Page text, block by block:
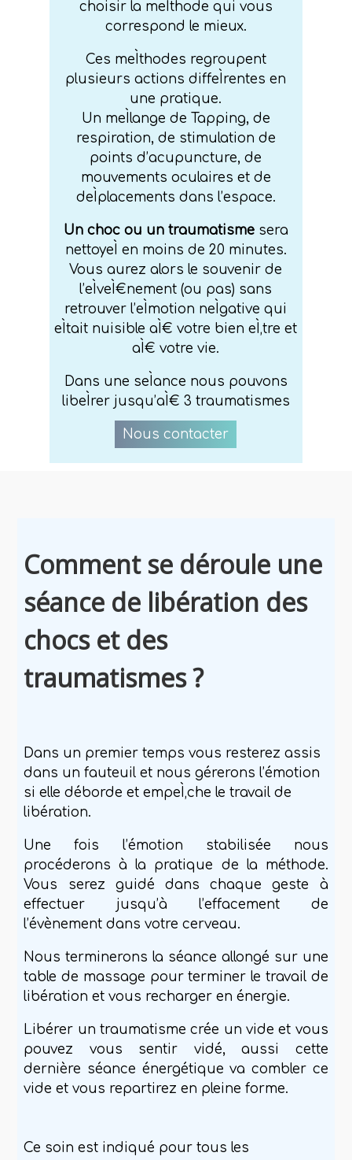
choisir la meÌthode qui vous
correspond le mieux.
Ces meÌthodes regroupent
plusieurs actions diffeÌrentes en
une pratique.
Un meÌlange de Tapping, de
respiration, de stimulation de
pointsd’acupuncture,de
mouvements oculaires et de
deÌplacements dans l’espace.
Un choc ou un traumatismesera
nettoyeÌ en moins de 20 minutes.
Vous aurez alors le souvenir de
l’eÌveÌ€nement(ou pas) sans
retrouverl’eÌmotion neÌgative qui
eÌtait nuisible aÌ€ votre bien eÌ‚tre et
aÌ€ votre vie.
Dans une seÌance nous pouvons
libeÌrer jusqu’aÌ€ 3 traumatismes
Nous contacter
Comment se déroule une
séance de libération des
chocs et des
traumatismes ?
Dans un premier temps vous resterez assis
dans un fauteuil et nousgérerons l’émotion
si elle déborde et empeÌ‚che le travail de
libération.
Une fois l’émotion stabilisée nous
procéderons à la pratique de la méthode.
Vous serez guidé dans chaque geste à
effectuer jusqu’à l’effacement de
l’évènement dansvotre cerveau.
Nous terminerons la séance allongé sur une
table de massage pour terminer le travail de
libération et vous recharger en énergie.
Libérer un traumatisme crée un vide et vous
pouvez vous sentir vidé, aussi cette
dernière séance énergétique va combler ce
vide et vous repartirez en pleine forme.
Ce soin est indiqué pour tous les